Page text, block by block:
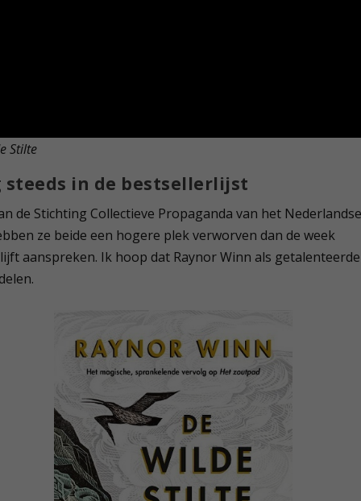
Stilte
steeds in de bestsellerlijst
de Stichting Collectieve Propaganda van het
ze beide een hogere plek verworven dan de week
aanspreken. Ik hoop dat Raynor Winn als getalenteerde